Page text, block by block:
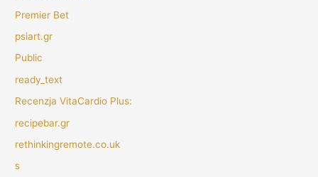
Premier Bet
psiart.gr
Public
ready_text
Recenzja VitaCardio Plus:
recipebar.gr
rethinkingremote.co.uk
s